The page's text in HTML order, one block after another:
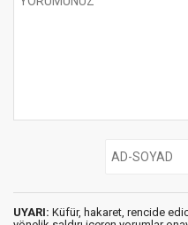
UYARI: Küfür, hakaret, rencide